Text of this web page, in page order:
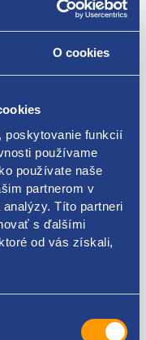
O cookies
poskytovanie funkcií
používame
používate naše
partnerom v
Títo partneri
s ďalšími
od vás získali,